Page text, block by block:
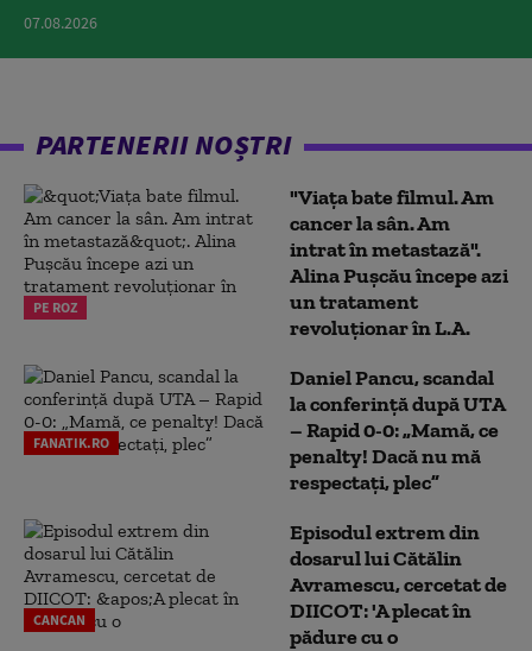
07.08.2026
PARTENERII NOȘTRI
PE ROZ
"Viața bate filmul. Am
cancer la sân. Am
intrat în metastază".
Alina Pușcău începe azi
un tratament
revoluționar în L.A.
FANATIK.RO
Daniel Pancu, scandal
la conferință după UTA
– Rapid 0-0: „Mamă, ce
penalty! Dacă nu mă
respectați, plec”
CANCAN
Episodul extrem din
dosarul lui Cătălin
Avramescu, cercetat de
DIICOT: 'A plecat în
pădure cu o